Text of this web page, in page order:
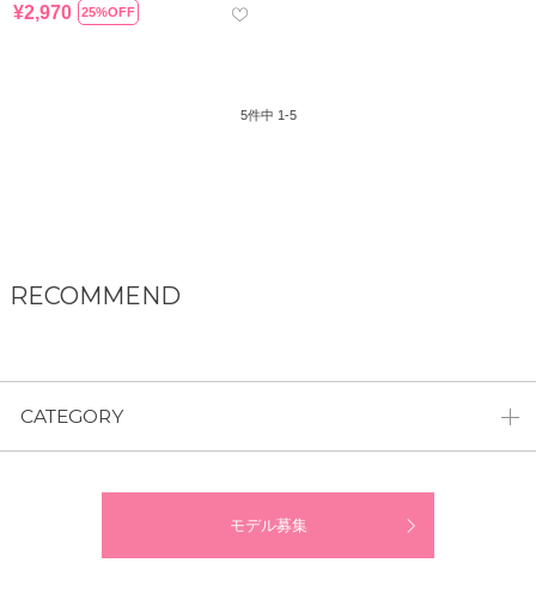
¥2,970 25%OFF
5件中 1-5
RECOMMEND
CATEGORY
モデル募集